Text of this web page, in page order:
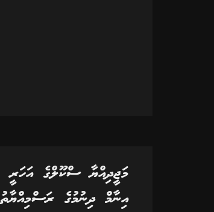
މަޖީދިއްޔާ ސްކޫލްގެ އަހަރީ
އިނާމް ދިނުމުގެ ރަސްމިއްޔާތު